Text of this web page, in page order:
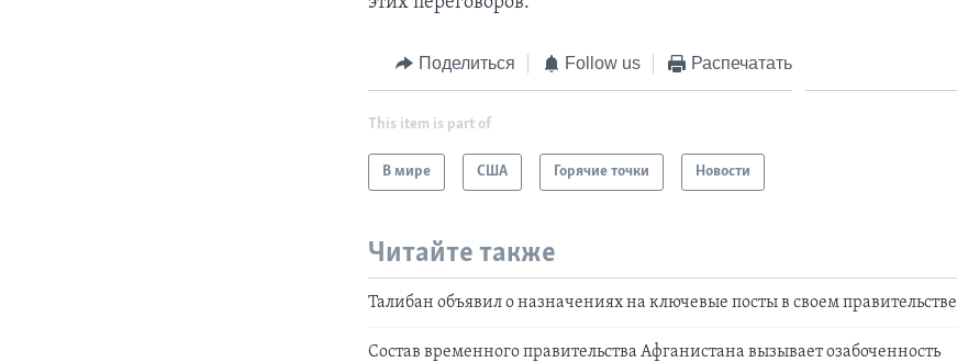
Поделиться Follow us Распечатать
This item is part of
В мире США Горячие точки Новости
Читайте также
Талибан объявил о назначениях на ключевые посты в своем правительстве
Состав временного правительства Афганистана вызывает озабоченность